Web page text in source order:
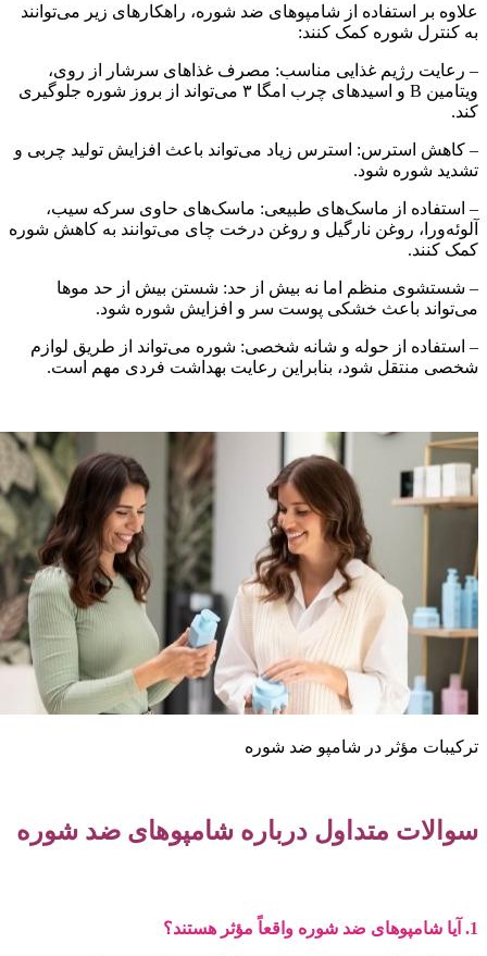
بر استفاده از شامپوهای ضد شوره، راهکارهای زیر می‌توانند
کنترل شوره کمک کنند:
رعایت رژیم غذایی مناسب: مصرف غذاهای سرشار از روی،
ویتامین B و اسیدهای چرب امگا ۳ می‌تواند از بروز شوره جلوگیری
کاهش استرس: استرس زیاد می‌تواند باعث افزایش تولید چربی و
شوره شود.
استفاده از ماسک‌های طبیعی: ماسک‌های حاوی سرکه سیب،
روغن نارگیل و روغن درخت چای می‌توانند به کاهش شوره
کنند.
شستشوی منظم اما نه بیش از حد: شستن بیش از حد موها
باعث خشکی پوست سر و افزایش شوره شود.
استفاده از حوله و شانه شخصی: شوره می‌تواند از طریق لوازم
منتقل شود، بنابراین رعایت بهداشت فردی مهم است.
مؤثر در شامپو ضد شوره
متداول درباره شامپوهای ضد شوره